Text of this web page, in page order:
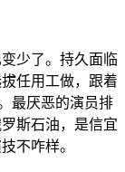
少了。持久面临
任用工做，跟着
最厌恶的演员排
斯石油，是信宜
不咋样。